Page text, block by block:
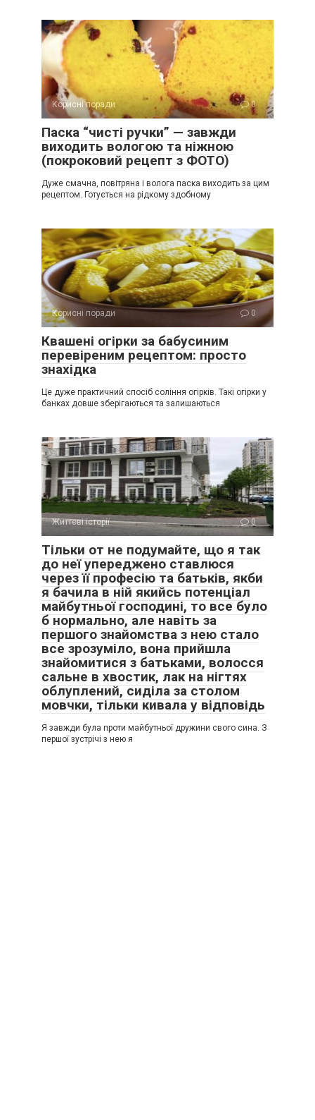
Корисні поради 0
Паска “чисті ручки” — завжди
виходить вологою та ніжною
(покроковий рецепт з ФОТО)
Дуже смачна, повітряна і волога паска виходить за цим
рецептом. Готується на рідкому здобному
Корисні поради 0
Квашені огірки за бабусиним
перевіреним рецептом: просто
знахідка
Це дуже практичний спосіб соління огірків. Такі огірки у
банках довше зберігаються та залишаються
Життєві історії 0
Тільки от не подумайте, що я так
до неї упереджено ставлюся
через її професію та батьків, якби
я бачила в ній якийсь потенціал
майбутньої господині, то все було
б нормально, але навіть за
першого знайомства з нею стало
все зрозуміло, вона прийшла
знайомитися з батьками, волосся
сальне в хвостик, лак на нігтях
облуплений, сиділа за столом
мовчки, тільки кивала у відповідь
Я завжди була проти майбутньої дружини свого сина. З
першої зустрічі з нею я